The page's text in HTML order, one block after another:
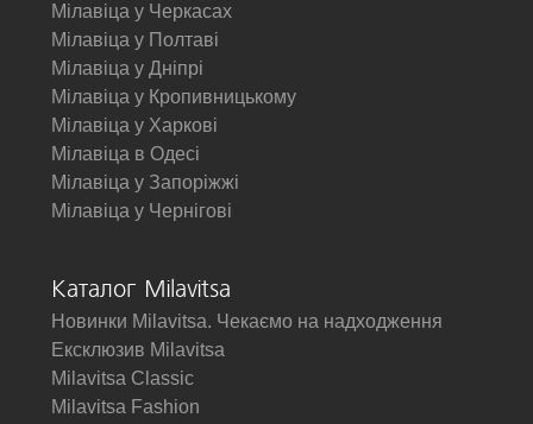
Мілавіца у Черкасах
Мілавіца у Полтаві
Мілавіца у Дніпрі
Мілавіца у Кропивницькому
Мілавіца у Харкові
Мілавіца в Одесі
Мілавіца у Запоріжжі
Мілавіца у Чернігові
Каталог Milavitsa
Новинки Milavitsa. Чекаємо на надходження
Ексклюзив Milavitsa
Milavitsa Classic
Milavitsa Fashion